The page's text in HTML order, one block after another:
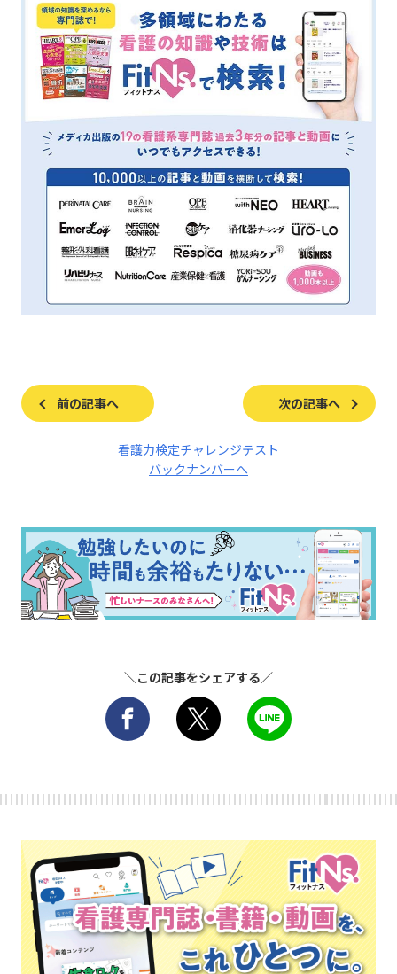
前の記事へ 次の記事へ
看護力検定チャレンジテスト
バックナンバーへ
＼この記事をシェアする／